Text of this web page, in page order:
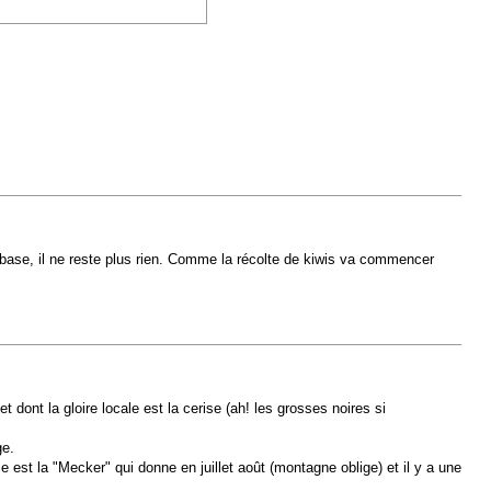
il ne reste plus rien. Comme la récolte de kiwis va commencer
dont la gloire locale est la cerise (ah! les grosses noires si
la "Mecker" qui donne en juillet août (montagne oblige) et il y a une